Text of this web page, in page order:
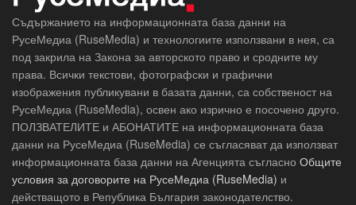
Съдържанието на информационната база данни на
РусеМедиа (RuseMedia) и технологиите използвани в нея, са
под закрила на Закона за авторското право и сродните му
права. Всички текстови, фотографски и графични
изображения публикувани в базата данни, са собственост на
РусеМедиа (RuseMedia), освен ако изрично е посочено друго.
ПОЛЗВАТЕЛИТЕ и АБОНАТИТЕ на информационната база
данни на РусеМедиа (RuseMedia) се съгласяват да използват
информационната база данни на Агенцията съгласно Общите
условия за договорите на РусеМедиа (RuseMedia) и
действащото в Република България законодателство.